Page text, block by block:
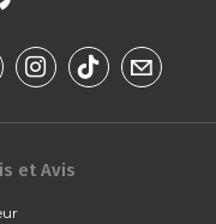
et Avis